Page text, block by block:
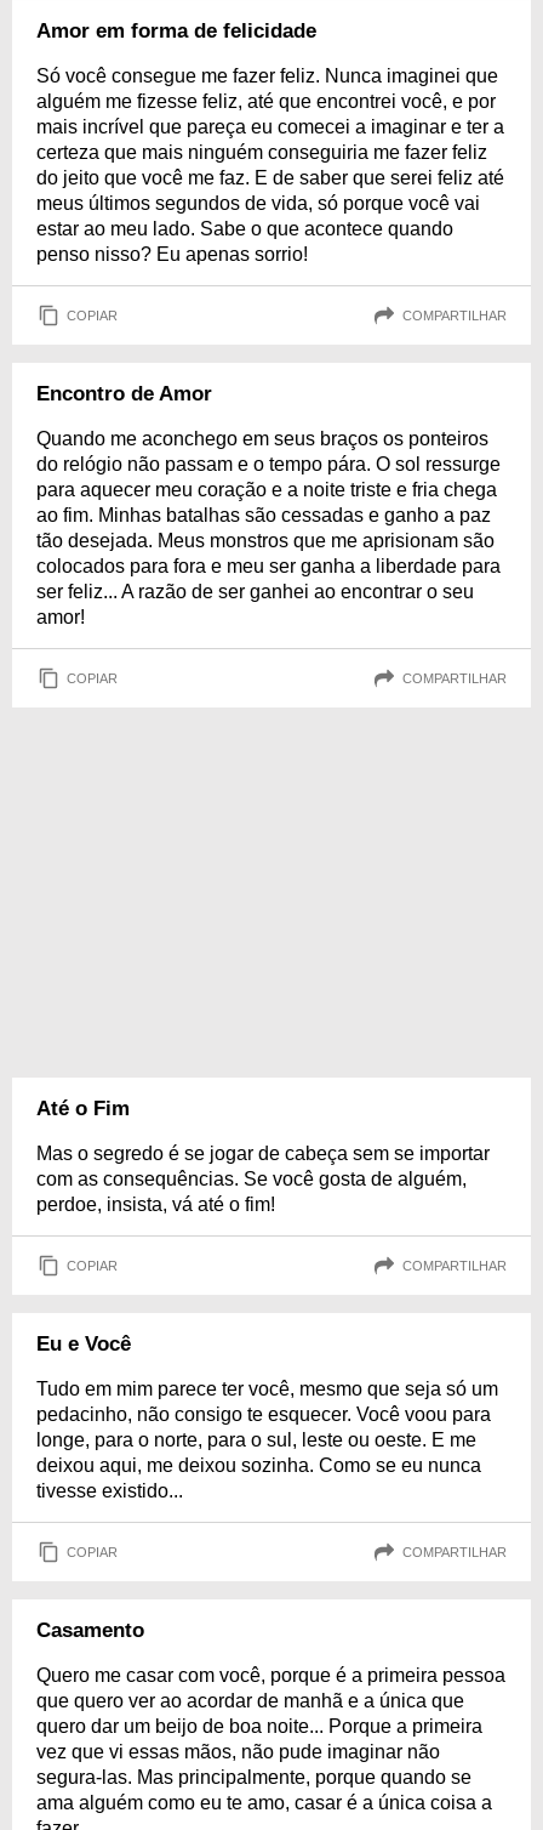
Amor em forma de felicidade
Só você consegue me fazer feliz. Nunca imaginei que
alguém me fizesse feliz, até que encontrei você, e por
mais incrível que pareça eu comecei a imaginar e ter a
certeza que mais ninguém conseguiria me fazer feliz
do jeito que você me faz. E de saber que serei feliz até
meus últimos segundos de vida, só porque você vai
estar ao meu lado. Sabe o que acontece quando
penso nisso? Eu apenas sorrio!
COPIAR COMPARTILHAR
Encontro de Amor
Quando me aconchego em seus braços os ponteiros
do relógio não passam e o tempo pára. O sol ressurge
para aquecer meu coração e a noite triste e fria chega
ao fim. Minhas batalhas são cessadas e ganho a paz
tão desejada. Meus monstros que me aprisionam são
colocados para fora e meu ser ganha a liberdade para
ser feliz... A razão de ser ganhei ao encontrar o seu
amor!
COPIAR COMPARTILHAR
Até o Fim
Mas o segredo é se jogar de cabeça sem se importar
com as consequências. Se você gosta de alguém,
perdoe, insista, vá até o fim!
COPIAR COMPARTILHAR
Eu e Você
Tudo em mim parece ter você, mesmo que seja só um
pedacinho, não consigo te esquecer. Você voou para
longe, para o norte, para o sul, leste ou oeste. E me
deixou aqui, me deixou sozinha. Como se eu nunca
tivesse existido...
COPIAR COMPARTILHAR
Casamento
Quero me casar com você, porque é a primeira pessoa
que quero ver ao acordar de manhã e a única que
quero dar um beijo de boa noite... Porque a primeira
vez que vi essas mãos, não pude imaginar não
segura-las. Mas principalmente, porque quando se
ama alguém como eu te amo, casar é a única coisa a